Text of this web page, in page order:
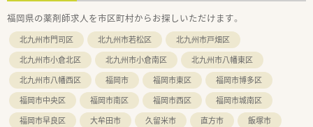
福岡県の薬剤師求人を市区町村からお探しいただけます。
北九州市門司区 北九州市若松区
北九州市戸畑区
北九州市小倉北区
北九州市小倉南区
北九州市八幡東区
北九州市八幡西区
福岡市 福岡市東区
福岡市博多区
福岡市中央区
福岡市南区 福岡市西区
福岡市城南区
福岡市早良区
大牟田市 久留米市 直方市
飯塚市